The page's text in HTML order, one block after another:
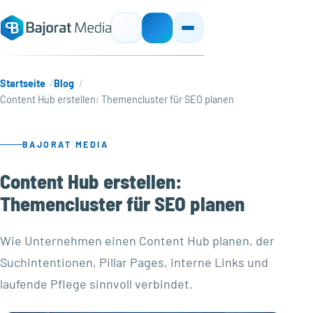
Startseite
Blog
Content Hub erstellen: Themencluster für SEO planen
BAJORAT MEDIA
Content Hub erstellen:
Themencluster für SEO planen
Wie Unternehmen einen Content Hub planen, der
Suchintentionen, Pillar Pages, interne Links und
laufende Pflege sinnvoll verbindet.